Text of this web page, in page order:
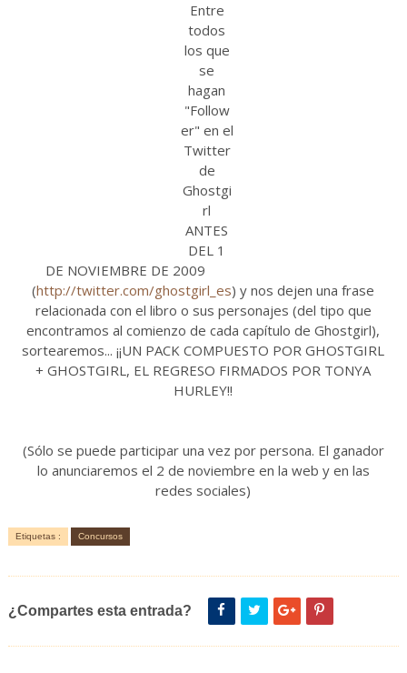
Entre
todos
los que
se
hagan
"Follow
er" en el
Twitter
de
Ghostgi
rl
ANTES
DEL 1
DE NOVIEMBRE DE 2009
(http://twitter.com/ghostgirl_es) y nos dejen una frase
relacionada con el libro o sus personajes (del tipo que
encontramos al comienzo de cada capítulo de Ghostgirl),
sortearemos... ¡¡UN PACK COMPUESTO POR GHOSTGIRL
+ GHOSTGIRL, EL REGRESO FIRMADOS POR TONYA
HURLEY!!
(Sólo se puede participar una vez por persona. El ganador
lo anunciaremos el 2 de noviembre en la web y en las
redes sociales)
Etiquetas : Concursos
¿Compartes esta entrada?